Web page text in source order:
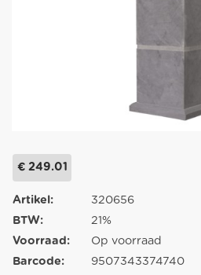
€ 249.01
Artikel:
320656
BTW:
21%
Voorraad:
Op voorraad
Barcode:
9507343374740